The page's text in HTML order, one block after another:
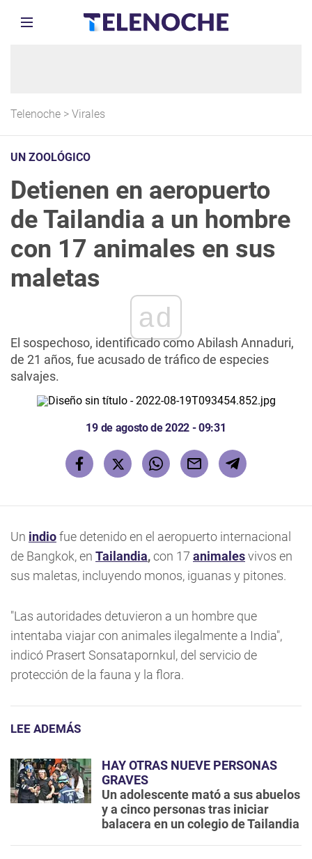
Telenoche > Virales
UN ZOOLÓGICO
Detienen en aeropuerto
de Tailandia a un hombre
con 17 animales en sus
maletas
ad
El sospechoso, identificado como Abilash Annaduri,
de 21 años, fue acusado de tráfico de especies
salvajes.
19 de agosto de 2022 - 09:31
Un indiofue detenido en el aeropuerto internacional
de Bangkok, en Tailandia,con 17 animalesvivos en
sus maletas, incluyendo monos, iguanas y pitones.
"Las autoridades detuvieron a un hombre que
intentaba viajar con animales ilegalmente a India",
indicó Prasert Sonsatapornkul, del servicio de
protección de la fauna y la flora.
LEE ADEMÁS
HAY OTRAS NUEVE PERSONAS
GRAVES
Un adolescente mató a sus abuelos
y a cinco personas tras iniciar
balacera en un colegio de Tailandia